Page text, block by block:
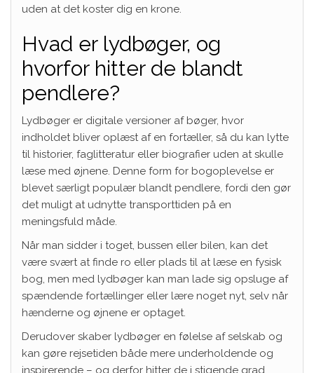
uden at det koster dig en krone.
Hvad er lydbøger, og
hvorfor hitter de blandt
pendlere?
Lydbøger er digitale versioner af bøger, hvor
indholdet bliver oplæst af en fortæller, så du kan lytte
til historier, faglitteratur eller biografier uden at skulle
læse med øjnene. Denne form for bogoplevelse er
blevet særligt populær blandt pendlere, fordi den gør
det muligt at udnytte transporttiden på en
meningsfuld måde.
Når man sidder i toget, bussen eller bilen, kan det
være svært at finde ro eller plads til at læse en fysisk
bog, men med lydbøger kan man lade sig opsluge af
spændende fortællinger eller lære noget nyt, selv når
hænderne og øjnene er optaget.
Derudover skaber lydbøger en følelse af selskab og
kan gøre rejsetiden både mere underholdende og
inspirerende – og derfor hitter de i stigende grad